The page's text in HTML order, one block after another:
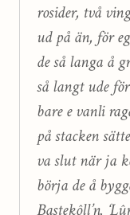
rosider, två
ud på än, för
de så langa å
så langt ude
bare e vanli
på stacken
va slut när ja
börja de å
Bastekôll’n.